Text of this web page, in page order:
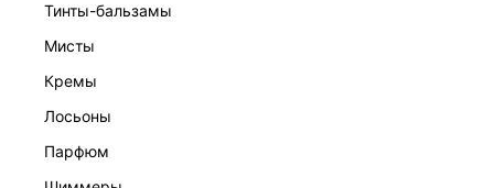
тинты-бальзамы
мисты
кремы
лосьоны
парфюм